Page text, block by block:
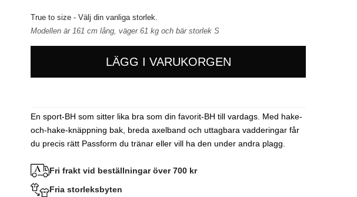
True to size - Välj din vanliga storlek.
Modellen är 161 cm lång, väger 61 kg och bär storlek S
LÄGG I VARUKORGEN
En sport-BH som sitter lika bra som din favorit-BH till vardags. Med hake-
och-hake-knäppning bak, breda axelband och uttagbara vadderingar får
du precis rätt Passform du tränar eller vill ha den under andra plagg.
Fri frakt vid beställningar över 700 kr
Fria storleksbyten